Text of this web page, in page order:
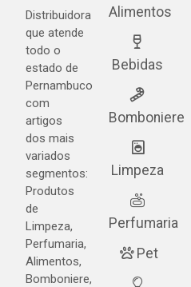
Distribuidora
que atende
todo o
estado de
Pernambuco
com
artigos
dos mais
variados
segmentos:
Produtos
de
Limpeza,
Perfumaria,
Alimentos,
Bomboniere,
Alimentos
Bebidas
Bomboniere
Limpeza
Perfumaria
Pet